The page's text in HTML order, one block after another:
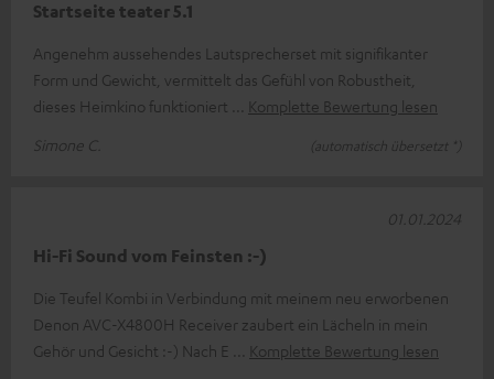
Startseite teater 5.1
Angenehm aussehendes Lautsprecherset mit signifikanter
Form und Gewicht, vermittelt das Gefühl von Robustheit,
dieses Heimkino funktioniert
Komplette Bewertung lesen
Simone C.
(automatisch übersetzt *)
Hi-Fi Sound vom Feinsten :-)
Die Teufel Kombi in Verbindung mit meinem neu erworbenen
Denon AVC-X4800H Receiver zaubert ein Lächeln in mein
Gehör und Gesicht :-) Nach E
Komplette Bewertung lesen
01.01.2024